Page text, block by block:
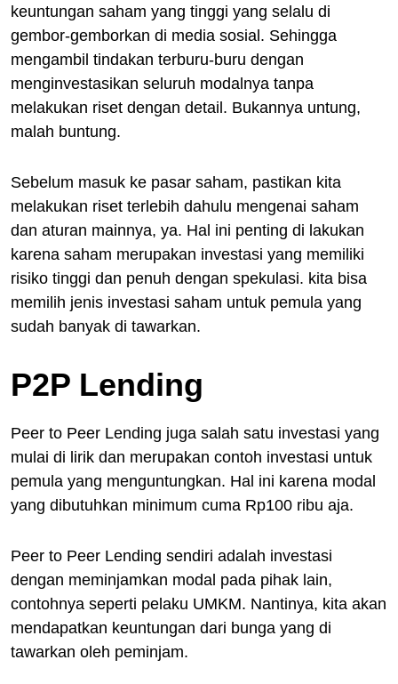
keuntungan saham yang tinggi yang selalu di
gembor-gemborkan di media sosial. Sehingga
mengambil tindakan terburu-buru dengan
menginvestasikan seluruh modalnya tanpa
melakukan riset dengan detail. Bukannya untung,
malah buntung.
Sebelum masuk ke pasar saham, pastikan kita
melakukan riset terlebih dahulu mengenai saham
dan aturan mainnya, ya. Hal ini penting di lakukan
karena saham merupakan investasi yang memiliki
risiko tinggi dan penuh dengan spekulasi. kita bisa
memilih jenis investasi saham untuk pemula yang
sudah banyak di tawarkan.
P2P Lending
Peer to Peer Lending juga salah satu investasi yang
mulai di lirik dan merupakan contoh investasi untuk
pemula yang menguntungkan. Hal ini karena modal
yang dibutuhkan minimum cuma Rp100 ribu aja.
Peer to Peer Lending sendiri adalah investasi
dengan meminjamkan modal pada pihak lain,
contohnya seperti pelaku UMKM. Nantinya, kita akan
mendapatkan keuntungan dari bunga yang di
tawarkan oleh peminjam.